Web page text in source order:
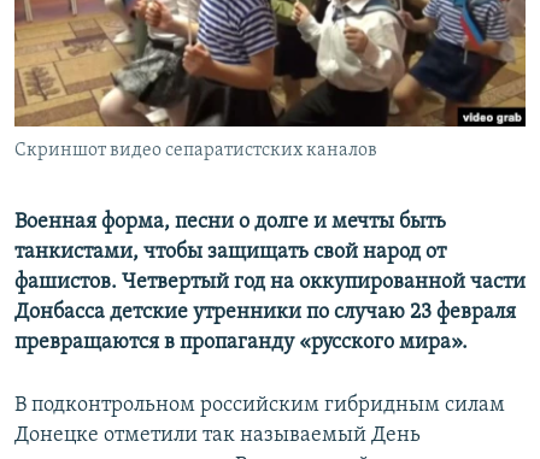
ПОБЕДИТЕЛЕЙ НЕ СУДЯТ?
КРЫМ.НЕПОКОРЕННЫЙ
ELIFBE
УКРАИНСКАЯ ПРОБЛЕМА КРЫМА
ПРИСОЕДИНЯЙТЕСЬ!
Скриншот видео сепаратистских каналов
Военная форма, песни о долге и мечты быть
танкистами, чтобы защищать свой народ от
фашистов. Четвертый год на оккупированной части
Донбасса детские утренники по случаю 23 февраля
превращаются в пропаганду «русского мира».
В подконтрольном российским гибридным силам
Донецке отметили так называемый День